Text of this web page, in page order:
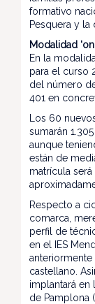
formativo
Pesquera y la
Modalidad ‘on
En la
para el curso
del número
401 en
Los 60
sumarán
aunque
están de
matrícula
Respecto a
comarca,
perfil de
en el IES
castellano.
implantará en
de Pamplona